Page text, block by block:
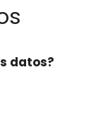
datos?